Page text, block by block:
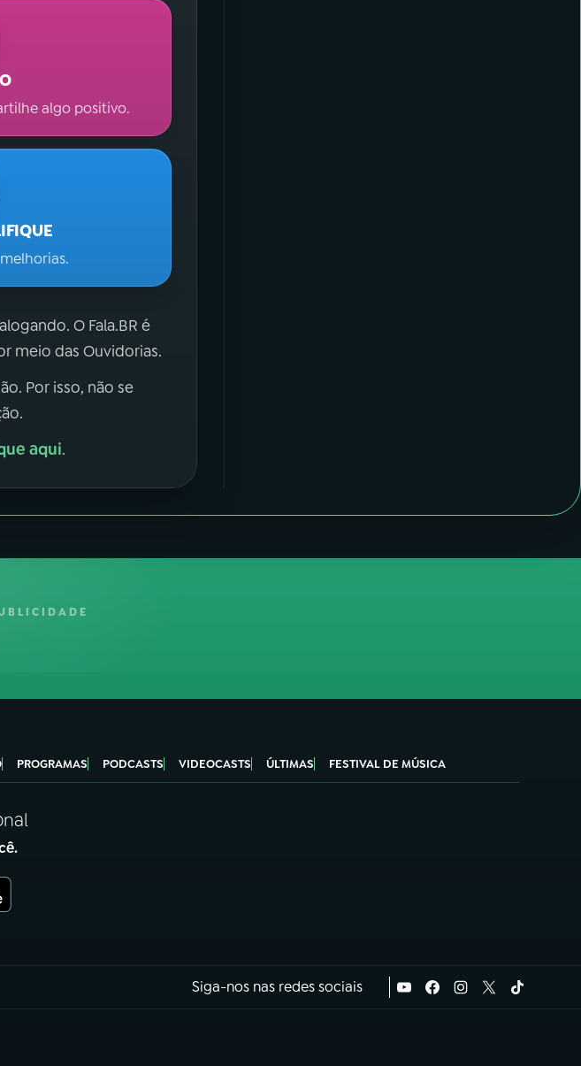
algo positivo.
O Fala.BR é
meio das Ouvidorias.
Por isso, não se
aqui.
PROGRAMAS PODCASTS VIDEOCASTS ÚLTIMAS FESTIVAL DE MÚSICA
Siga-nos nas redes sociais